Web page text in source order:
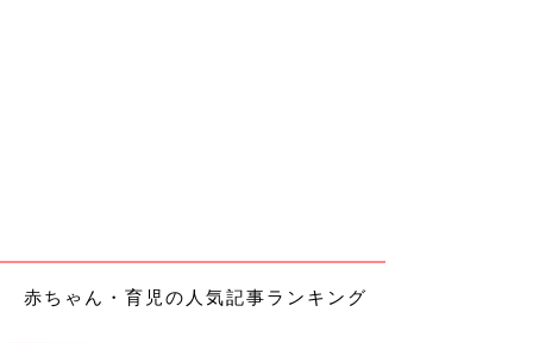
赤ちゃん・育児の人気記事ランキング